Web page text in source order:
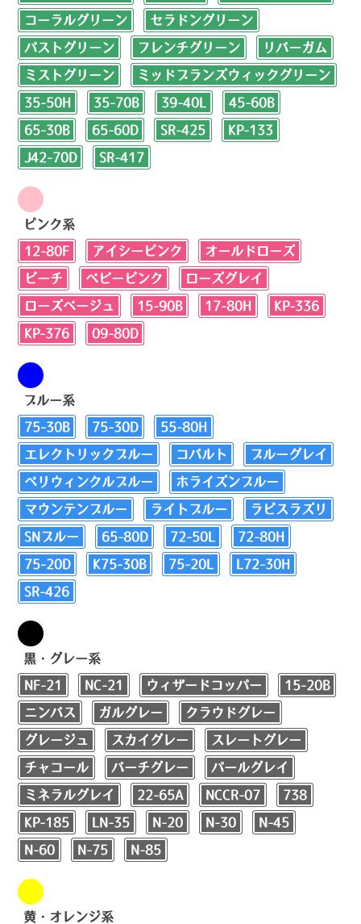
コーラルグリーン セラドングリーン
パストグリーン フレンチグリーン リバーガム
ミストグリーン ミッドブランズウィックグリーン
35-50H 35-70B 39-40L 45-60B
65-30B 65-60D SR-425 KP-133
J42-70D SR-417
ピンク系
12-80F アイシーピンク オールドローズ
ピーチ ベビーピンク ローズグレイ
ローズベージュ 15-90B 17-80H KP-336
KP-376 09-80D
ブルー系
75-30B 75-30D 55-80H
エレクトリックブルー コバルト ブルーグレイ
ペリウィンクルブルー ホライズンブルー
マウンテンブルー ライトブルー ラピスラズリ
SNブルー 65-80D 72-50L 72-80H
75-20D K75-30B 75-20L L72-30H
SR-426
黒・グレー系
NF-21 NC-21 ウィザードコッパー 15-20B
ニンバス ガルグレー クラウドグレー
グレージュ スカイグレー スレートグレー
チャコール バーチグレー パールグレイ
ミネラルグレイ 22-65A NCCR-07 738
KP-185 LN-35 N-20 N-30 N-45
N-60 N-75 N-85
黄・オレンジ系